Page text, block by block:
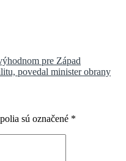
pre Západ
povedal minister obrany
sú označené *